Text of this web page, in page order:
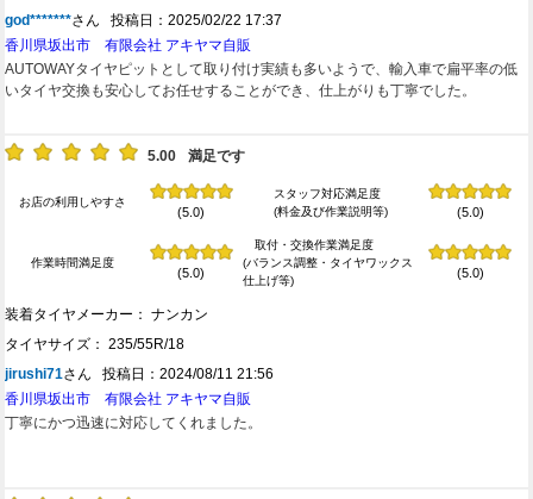
god*******さん 投稿日：2025/02/22 17:37
香川県坂出市 有限会社 アキヤマ自販
AUTOWAYタイヤピットとして取り付け実績も多いようで、輸入車で扁平率の低
いタイヤ交換も安心してお任せすることができ、仕上がりも丁寧でした。
5.00 満足です
お店の利用しやすさ
(5.0)
スタッフ対応満足度
(料金及び作業説明等)
(5.0)
作業時間満足度
(5.0)
取付・交換作業満足度
(バランス調整・タイヤワックス
仕上げ等)
(5.0)
装着タイヤメーカー： ナンカン
タイヤサイズ： 235/55R/18
jirushi71さん 投稿日：2024/08/11 21:56
香川県坂出市 有限会社 アキヤマ自販
丁寧にかつ迅速に対応してくれました。